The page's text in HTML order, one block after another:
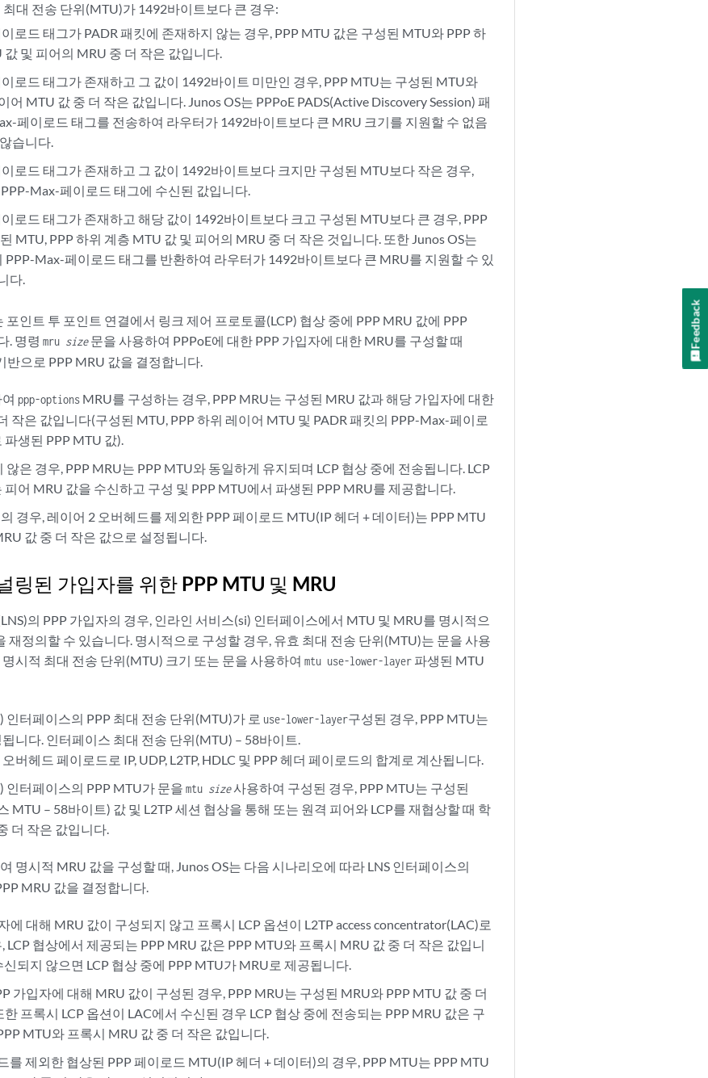
최대 전송 단위(MTU)가 1492바이트보다 큰 경우:
로드 태그가 PADR 패킷에 존재하지 않는 경우, PPP MTU 값은 구성된 MTU와 PPP 하
값 및 피어의 MRU 중 더 작은 값입니다.
로드 태그가 존재하고 그 값이 1492바이트 미만인 경우, PPP MTU는 구성된 MTU와
어 MTU 값 중 더 작은 값입니다. Junos OS는 PPPoE PADS(Active Discovery Session) 패
페이로드 태그를 전송하여 라우터가 1492바이트보다 큰 MRU 크기를 지원할 수 없음
습니다.
로드 태그가 존재하고 그 값이 1492바이트보다 크지만 구성된 MTU보다 작은 경우,
Max-페이로드 태그에 수신된 값입니다.
로드 태그가 존재하고 해당 값이 1492바이트보다 크고 구성된 MTU보다 큰 경우, PPP
MTU, PPP 하위 계층 MTU 값 및 피어의 MRU 중 더 작은 것입니다. 또한 Junos OS는
PPP-Max-페이로드 태그를 반환하여 라우터가 1492바이트보다 큰 MRU를 지원할 수 있
다.
인트 투 포인트 연결에서 링크 제어 프로토콜(LCP) 협상 중에 PPP MRU 값에 PPP
. 명령 mru size문을 사용하여 PPPoE에 대한 PPP 가입자에 대한 MRU를 구성할 때
반으로 PPP MRU 값을 결정합니다.
여ppp-options MRU를 구성하는 경우, PPP MRU는 구성된 MRU 값과 해당 가입자에 대한
작은 값입니다(구성된 MTU, PPP 하위 레이어 MTU 및 PADR 패킷의 PPP-Max-페이로
파생된 PPP MTU 값).
않은 경우, PPP MRU는 PPP MTU와 동일하게 유지되며 LCP 협상 중에 전송됩니다. LCP
피어 MRU 값을 수신하고 구성 및 PPP MTU에서 파생된 PPP MRU를 제공합니다.
경우, 레이어 2 오버헤드를 제외한 PPP 페이로드 MTU(IP 헤더 + 데이터)는 PPP MTU
값 중 더 작은 값으로 설정됩니다.
링된 가입자를 위한 PPP MTU 및 MRU
의 PPP 가입자의 경우, 인라인 서비스(si) 인터페이스에서 MTU 및 MRU를 명시적으
재정의할 수 있습니다. 명시적으로 구성할 경우, 유효 최대 전송 단위(MTU)는 문을 사용
시적 최대 전송 단위(MTU) 크기 또는 문을 사용하여 mtu use-lower-layer 파생된 MTU
인터페이스의 PPP 최대 전송 단위(MTU)가 로 use-lower-layer구성된 경우, PPP MTU는
니다. 인터페이스 최대 전송 단위(MTU) – 58바이트.
버헤드 페이로드로 IP, UDP, L2TP, HDLC 및 PPP 헤더 페이로드의 합계로 계산됩니다.
인터페이스의 PPP MTU가 문을mtu size사용하여 구성된 경우, PPP MTU는 구성된
MTU – 58바이트) 값 및 L2TP 세션 협상을 통해 또는 원격 피어와 LCP를 재협상할 때 학
더 작은 값입니다.
명시적 MRU 값을 구성할 때, Junos OS는 다음 시나리오에 따라 LNS 인터페이스의
MRU 값을 결정합니다.
에 대해 MRU 값이 구성되지 않고 프록시 LCP 옵션이 L2TP access concentrator(LAC)로
LCP 협상에서 제공되는 PPP MRU 값은 PPP MTU와 프록시 MRU 값 중 더 작은 값입니
신되지 않으면 LCP 협상 중에 PPP MTU가 MRU로 제공됩니다.
가입자에 대해 MRU 값이 구성된 경우, PPP MRU는 구성된 MRU와 PPP MTU 값 중 더
프록시 LCP 옵션이 LAC에서 수신된 경우 LCP 협상 중에 전송되는 PPP MRU 값은 구
MTU와 프록시 MRU 값 중 더 작은 값입니다.
를 제외한 협상된 PPP 페이로드 MTU(IP 헤더 + 데이터)의 경우, PPP MTU는 PPP MTU
Feedback